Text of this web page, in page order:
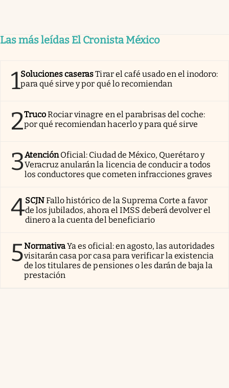
Las más leídas El Cronista México
1Soluciones caserasTirar el café usado en el inodoro:
para qué sirve y por qué lo recomiendan
2TrucoRociar vinagre en el parabrisas del coche:
por qué recomiendan hacerlo y para qué sirve
3AtenciónOficial: Ciudad de México, Querétaro y
Veracruz anularán la licencia de conducir a todos
los conductores que cometen infracciones graves
4SCJNFallo histórico de la Suprema Corte a favor
de los jubilados, ahora el IMSS deberá devolver el
dinero a la cuenta del beneficiario
5NormativaYa es oficial: en agosto, las autoridades
visitarán casa por casa para verificar la existencia
de los titulares de pensiones o les darán de baja la
prestación